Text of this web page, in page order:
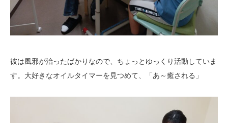
彼は風邪が治ったばかりなので、ちょっとゆっくり活動していま
す。大好きなオイルタイマーを見つめて、「あ～癒される」